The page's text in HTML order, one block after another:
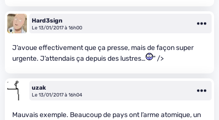
Hard3sign
Le 13/01/2017 à 16h00
J’avoue effectivement que ça presse, mais de façon super
urgente. J’attendais ça depuis des lustres…
" />
uzak
Le 13/01/2017 à 16h04
Mauvais exemple. Beaucoup de pays ont l’arme atomique, un